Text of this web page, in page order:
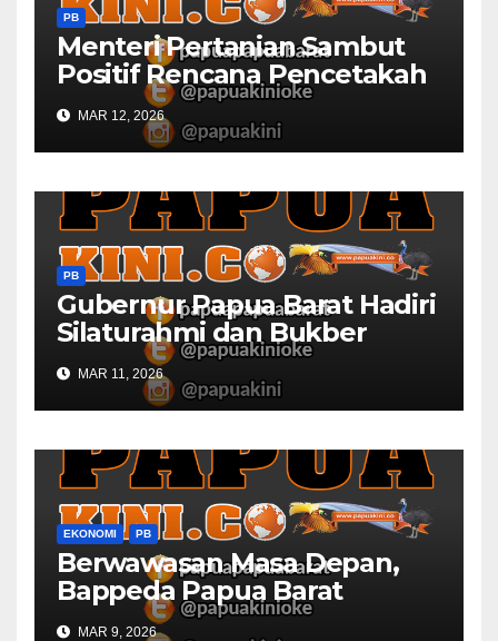
PB
Menteri Pertanian Sambut
Positif Rencana Pencetakah
Sawah dan Ladang di Papua
Barat
MAR 12, 2026
PB
Gubernur Papua Barat Hadiri
Silaturahmi dan Bukber
Bersama DPR RI dan
Mendagri di IPDN
MAR 11, 2026
EKONOMI PB
Berwawasan Masa Depan,
Bappeda Papua Barat
Konsultasi Publik RKPD 2027
MAR 9, 2026